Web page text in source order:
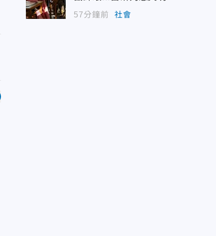
57分鐘前 社會